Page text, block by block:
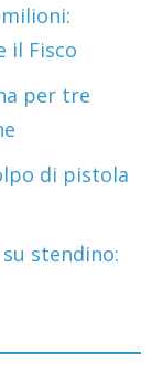
il Fisco
per tre
di pistola
stendino: